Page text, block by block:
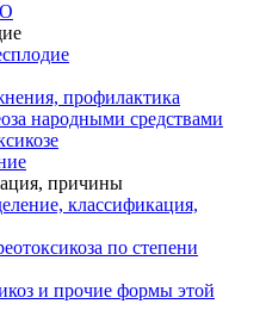
профилактика
народными средствами
причины
классификация,
по степени
и прочие формы этой